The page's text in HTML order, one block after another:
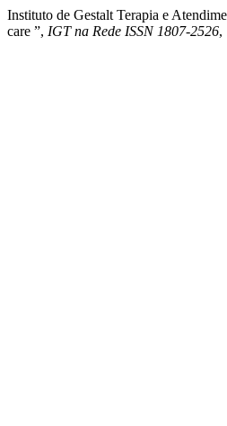
Instituto de Gestalt Terapia e
care ”, IGT na Rede ISSN 1807-2526,